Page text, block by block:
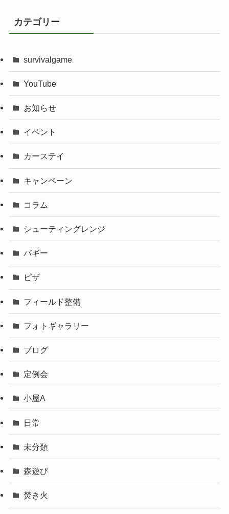
カテゴリー
survivalgame
YouTube
お知らせ
イベント
カーステイ
キャンペーン
コラム
シューティングレンジ
バギー
ピザ
フィールド整備
フォトギャラリー
ブログ
定例会
小屋A
日常
未分類
森遊び
焚き火